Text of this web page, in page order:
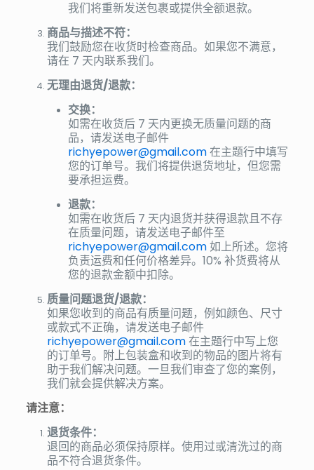
我们将重新发送包裹或提供全额退款。
商品与描述不符：
我们鼓励您在收货时检查商品。如果您不满意，
请在 7 天内联系我们。
无理由退货/退款：
交换：
如需在收货后 7 天内更换无质量问题的商
品，请发送电子邮件
richyepower@gmail.com在主题行中填写
您的订单号。我们将提供退货地址，但您需
要承担运费。
退款：
如需在收货后 7 天内退货并获得退款且不存
在质量问题，请发送电子邮件至
richyepower@gmail.com如上所述。您将
负责运费和任何价格差异。10% 补货费将从
您的退款金额中扣除。
质量问题退货/退款：
如果您收到的商品有质量问题，例如颜色、尺寸
或款式不正确，请发送电子邮件
richyepower@gmail.com在主题行中写上您
的订单号。附上包装盒和收到的物品的图片将有
助于我们解决问题。一旦我们审查了您的案例，
我们就会提供解决方案。
请注意：
退货条件：
退回的商品必须保持原样。使用过或清洗过的商
品不符合退货条件。